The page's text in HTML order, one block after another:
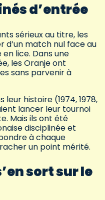
d’entrée
sérieux au titre, les
d’un match nul face au
lice. Dans une
les Oranje ont
sans parvenir à
histoire (1974, 1978,
lancer leur tournoi
Mais ils ont été
disciplinée et
à chaque
un point mérité.
sort sur le